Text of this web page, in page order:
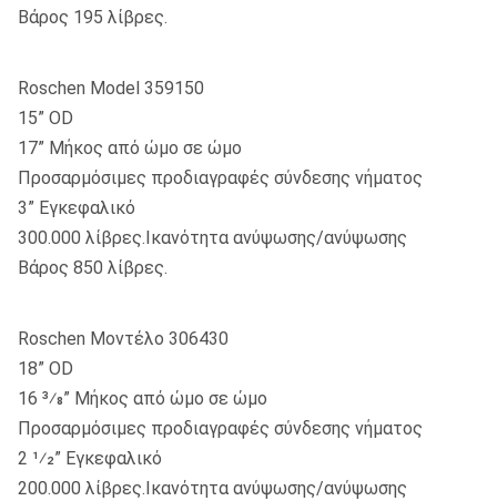
Βάρος 195 λίβρες.
Roschen Model 359150
15” OD
17” Μήκος από ώμο σε ώμο
Προσαρμόσιμες προδιαγραφές σύνδεσης νήματος
3” Εγκεφαλικό
300.000 λίβρες.Ικανότητα ανύψωσης/ανύψωσης
Βάρος 850 λίβρες.
Roschen Μοντέλο 306430
18” OD
16 3⁄8” Μήκος από ώμο σε ώμο
Προσαρμόσιμες προδιαγραφές σύνδεσης νήματος
2 1⁄2” Εγκεφαλικό
200.000 λίβρες.Ικανότητα ανύψωσης/ανύψωσης